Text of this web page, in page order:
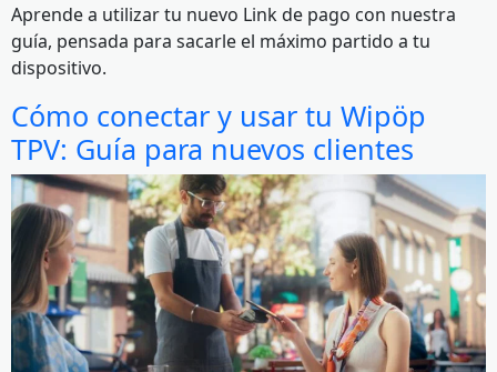
Aprende a utilizar tu nuevo Link de pago con nuestra
guía, pensada para sacarle el máximo partido a tu
dispositivo.
Cómo conectar y usar tu Wipöp
TPV: Guía para nuevos clientes